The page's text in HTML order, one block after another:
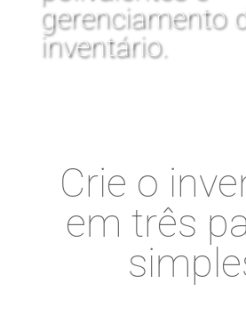
gerenciamento
inventário.
Crie o
em três